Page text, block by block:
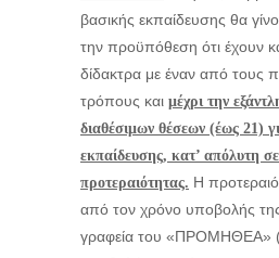
βασικής εκπαίδευσης θα
την προϋπόθεση ότι έχουν
δίδακτρα με έναν από τους
τρόπους και μέχρι την
διαθέσιμων θέσεων (έως 21)
εκπαίδευσης, κατ’ απόλυτη
προτεραιότητας. Η
από τον χρόνο υποβολής της
γραφεία του «ΠΡΟΜΗΘΕΑ»